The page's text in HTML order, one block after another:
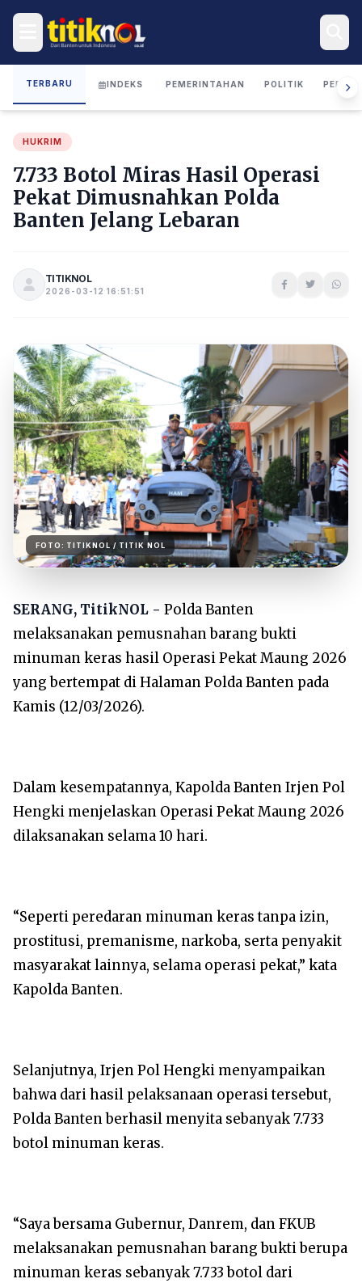
TERBARU INDEKS PEMERINTAHAN POLITIK
HUKRIM
7.733 Botol Miras Hasil Operasi
Pekat Dimusnahkan Polda
Banten Jelang Lebaran
TITIKNOL
2026-03-12 16:51:51
FOTO: TITIKNOL / TITIK NOL
SERANG, TitikNOL - Polda Banten
melaksanakan pemusnahan barang bukti
minuman keras hasil Operasi Pekat Maung 2026
yang bertempat di Halaman Polda Banten pada
Kamis (12/03/2026).
Dalam kesempatannya, Kapolda Banten Irjen Pol
Hengki menjelaskan Operasi Pekat Maung 2026
dilaksanakan selama 10 hari.
“Seperti peredaran minuman keras tanpa izin,
prostitusi, premanisme, narkoba, serta penyakit
masyarakat lainnya, selama operasi pekat,” kata
Kapolda Banten.
Selanjutnya, Irjen Pol Hengki menyampaikan
bahwa dari hasil pelaksanaan operasi tersebut,
Polda Banten berhasil menyita sebanyak 7.733
botol minuman keras.
“Saya bersama Gubernur, Danrem, dan FKUB
melaksanakan pemusnahan barang bukti berupa
minuman keras sebanyak 7.733 botol dari